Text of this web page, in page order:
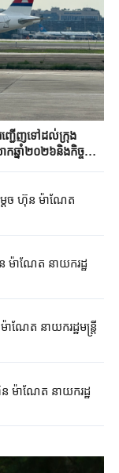
ញ្ជើញទៅដល់​ក្រុង
នាំ២០២៦និង​​កិច្ចប្រជុំ​
ដេច ហ៊ុន ម៉ាណែត
ម៉ាណែត នាយករដ្ឋ
ែត នាយករដ្ឋមន្ត្រី
ម៉ាណែត នាយករដ្ឋ